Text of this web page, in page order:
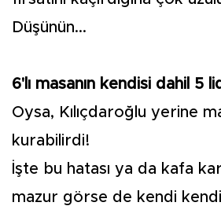
Düşünün...
6'lı masanın kendisi dahil 5
Oysa, Kılıçdaroğlu yerine
kurabilirdi!
İşte bu hatası ya da kafa
mazur görse de kendi